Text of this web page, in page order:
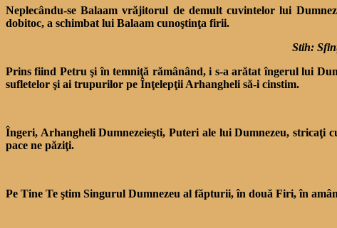
Neplecându-se Balaam vrăjitorul de demult cuvintelor lui
dobitoc, a schimbat lui Balaam cunoştinţa firii.
Stih:
Prins fiind Petru şi în temniţă rămânând, i s-a arătat îngerul lui
sufletelor şi ai trupurilor pe Înţelepţii Arhangheli să-i cinstim.
Îngeri, Arhangheli Dumnezeieşti, Puteri ale lui Dumnezeu, stricaţi
pace ne păziţi.
Pe Tine Te ştim Singurul Dumnezeu al făpturii, în două Firi, în